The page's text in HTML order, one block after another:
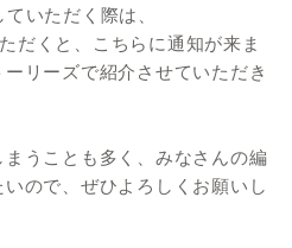
いただく際は、
だくと、こちらに通知が来ま
リーズで紹介させていただき
うことも多く、みなさんの編
ので、ぜひよろしくお願いし